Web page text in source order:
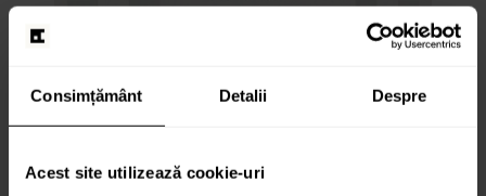
Consimțământ Detalii Despre
Acest site utilizează cookie-uri
Late Black Friday: Vânzări de 89.810 RON din
pixeragency 31/01/2025